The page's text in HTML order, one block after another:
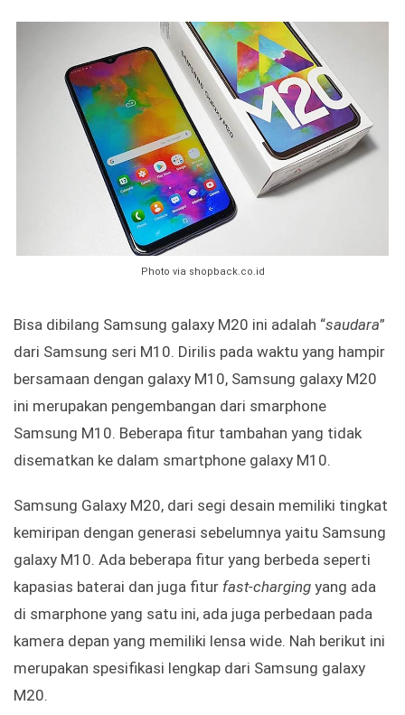
Photo via shopback.co.id
Bisa dibilang Samsung galaxy M20 ini adalah “saudara”
dari Samsung seri M10. Dirilis pada waktu yang hampir
bersamaan dengan galaxy M10, Samsung galaxy M20
ini merupakan pengembangan dari smarphone
Samsung M10. Beberapa fitur tambahan yang tidak
disematkan ke dalam smartphone galaxy M10.
Samsung Galaxy M20, dari segi desain memiliki tingkat
kemiripan dengan generasi sebelumnya yaitu Samsung
galaxy M10. Ada beberapa fitur yang berbeda seperti
kapasias baterai dan juga fitur fast-charging yang ada
di smarphone yang satu ini, ada juga perbedaan pada
kamera depan yang memiliki lensa wide. Nah berikut ini
merupakan spesifikasi lengkap dari Samsung galaxy
M20.